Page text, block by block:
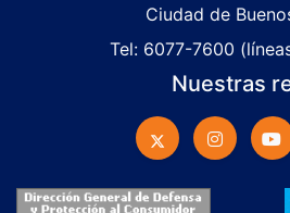
Ciudad de
Tel: 6077-7600
Nuestras